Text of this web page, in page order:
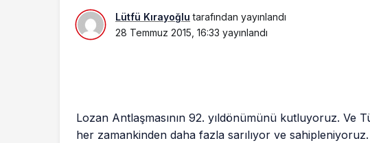
Lütfü Kırayoğlu tarafından yayınlandı
28 Temmuz 2015, 16:33 yayınlandı
Lozan Antlaşmasının 92. yıldönümünü kutluyoruz. Ve
her zamankinden daha fazla sarılıyor vesahipleniyoruz.